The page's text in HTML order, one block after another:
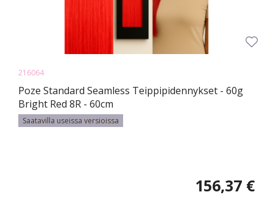
216064
Poze Standard Seamless Teippipidennykset - 60g
Bright Red 8R - 60cm
Saatavilla useissa versioissa
156,37 €